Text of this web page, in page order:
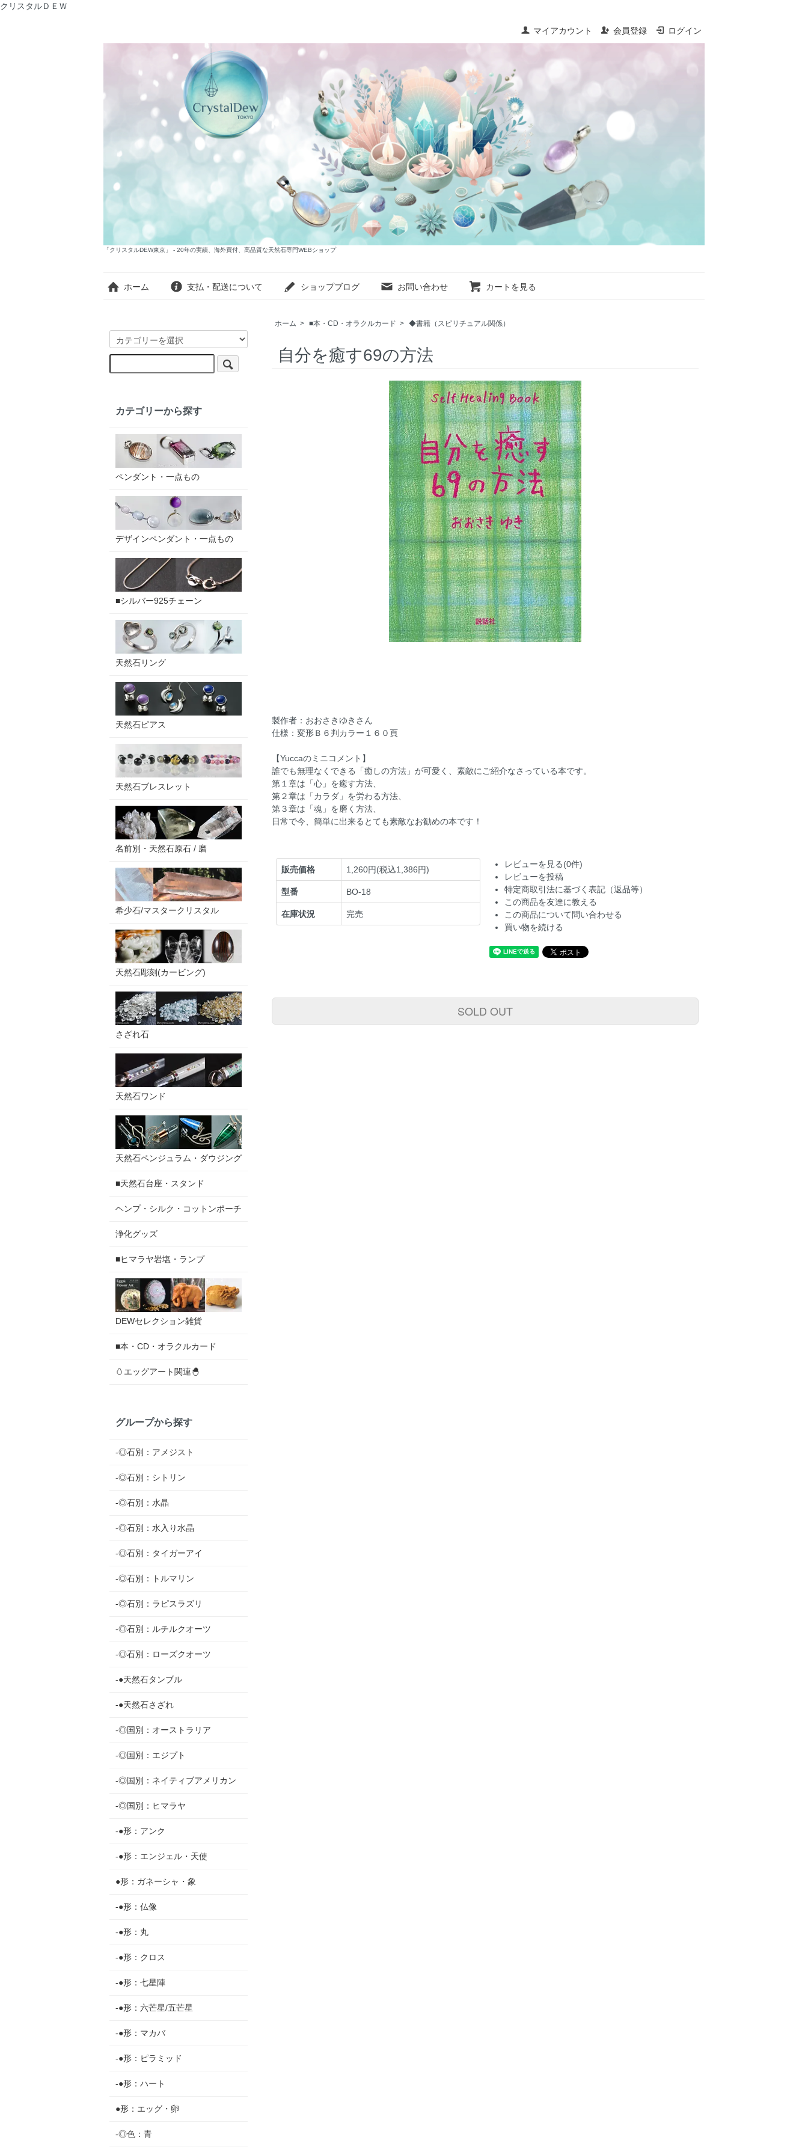
クリスタルＤＥＷ
マイアカウント 会員登録 ログイン
「クリスタルDEW東京」 - 20年の実績、海外買付、高品質な天然石専門WEBショップ
ホーム 支払・配送について ショップブログ お問い合わせ カートを見る
ホーム > ■本・CD・オラクルカード > ◆書籍（スピリチュアル関係）
自分を癒す69の方法
製作者：おおさきゆきさん
仕様：変形Ｂ６判カラー１６０頁
【Yuccaのミニコメント】
誰でも無理なくできる「癒しの方法」が可愛く、素敵にご紹介なさっている本です。
第１章は「心」を癒す方法、
第２章は「カラダ」を労わる方法、
第３章は「魂」を磨く方法、
日常で今、簡単に出来るとても素敵なお勧めの本です！
販売価格 1,260円(税込1,386円)
型番 BO-18
在庫状況 完売
レビューを見る(0件)
レビューを投稿
特定商取引法に基づく表記（返品等）
この商品を友達に教える
この商品について問い合わせる
買い物を続ける
SOLD OUT
カテゴリーから探す
ペンダント・一点もの
デザインペンダント・一点もの
■シルバー925チェーン
天然石リング
天然石ピアス
天然石ブレスレット
名前別・天然石原石 / 磨
希少石/マスタークリスタル
天然石彫刻(カービング)
さざれ石
天然石ワンド
天然石ペンジュラム・ダウジング
■天然石台座・スタンド
ヘンプ・シルク・コットンポーチ
浄化グッズ
■ヒマラヤ岩塩・ランプ
DEWセレクション雑貨
■本・CD・オラクルカード
🥚エッグアート関連🐣
グループから探す
-◎石別：アメジスト
-◎石別：シトリン
-◎石別：水晶
-◎石別：水入り水晶
-◎石別：タイガーアイ
-◎石別：トルマリン
-◎石別：ラピスラズリ
-◎石別：ルチルクオーツ
-◎石別：ローズクオーツ
-●天然石タンブル
-●天然石さざれ
-◎国別：オーストラリア
-◎国別：エジプト
-◎国別：ネイティブアメリカン
-◎国別：ヒマラヤ
-●形：アンク
-●形：エンジェル・天使
●形：ガネーシャ・象
-●形：仏像
-●形：丸
-●形：クロス
-●形：七星陣
-●形：六芒星/五芒星
-●形：マカバ
-●形：ピラミッド
-●形：ハート
●形：エッグ・卵
-◎色：青